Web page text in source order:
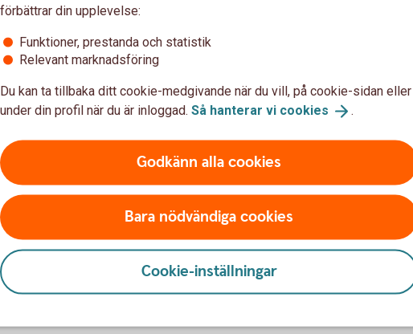
det är bra att ha gjort förberedelser för dina
förbättrar din upplevelse:
Funktioner, prestanda och statistik
Relevant marknadsföring
Du kan ta tillbaka ditt cookie-medgivande när du vill, på cookie-sidan eller
under din profil när du är inloggad. Så hanterar vi cookies .
Godkänn alla cookies
Bara nödvändiga cookies
Cookie-inställningar